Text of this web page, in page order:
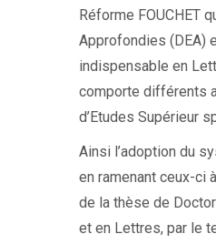
Réforme FOUCHET
Approfondies (DEA)
indispensable en
comporte différents
d’Etudes Supérieur
Ainsi l’adoption du
en ramenant ceux-ci
de la thèse de
et en Lettres, par le